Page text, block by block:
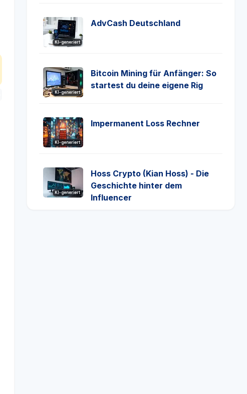
KI-generiert
AdvCash Deutschland
KI-generiert
Bitcoin Mining für Anfänger: So
startest du deine eigene Rig
KI-generiert
Impermanent Loss Rechner
KI-generiert
Hoss Crypto (Kian Hoss) - Die
Geschichte hinter dem
Influencer